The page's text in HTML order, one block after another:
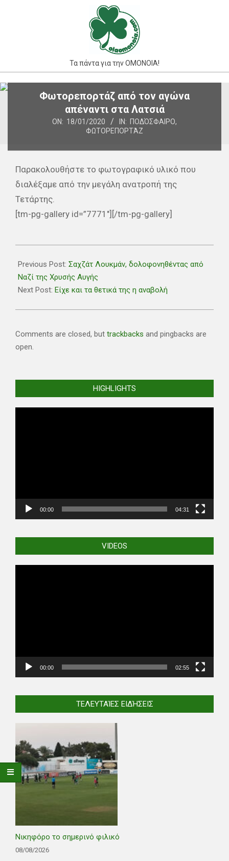
Τα πάντα για την ΟΜΟΝΟΙΑ!
Primary
Φωτορεπορτάζ από τον αγώνα
απέναντι στα Λατσιά
ON: 18/01/2020 IN: ΠΟΔΌΣΦΑΙΡΟ,
ΦΩΤΟΡΕΠΟΡΤΆΖ
Παρακολουθήστε το φωτογραφικό υλικό που
διαλέξαμε από την μεγάλη ανατροπή της
Τετάρτης.
[tm-pg-gallery id=”7771″][/tm-pg-gallery]
01-
18
Previous Post: Σαχζάτ Λουκμάν, δολοφονηθέντας από
Ναζί της Χρυσής Αυγής
Next Post: Είχε και τα θετικά της η αναβολή
Comments are closed, but trackbacks and pingbacks are
open.
HIGHLIGHTS
00:00 04:31
VIDEOS
00:00 02:55
ΤΕΛΕΥΤΑΊΕΣ ΕΙΔΉΣΕΙΣ
Νικηφόρο το σημερινό φιλικό
08/08/2026